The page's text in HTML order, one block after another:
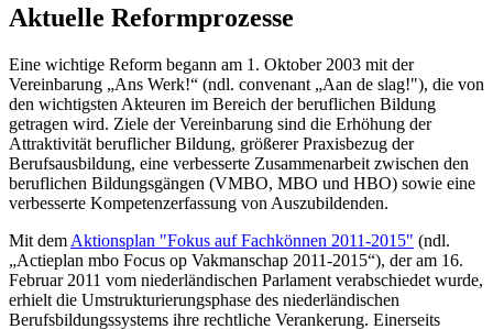
Aktuelle Reformprozesse
Eine wichtige Reform begann am 1. Oktober 2003 mit der
Vereinbarung „Ans Werk!“ (ndl. convenant „Aan de slag!"), die von
den wichtigsten Akteuren im Bereich der beruflichen Bildung
getragen wird. Ziele der Vereinbarung sind die Erhöhung der
Attraktivität beruflicher Bildung, größerer Praxisbezug der
Berufsausbildung, eine verbesserte Zusammenarbeit zwischen den
beruflichen Bildungsgängen (VMBO, MBO und HBO) sowie eine
verbesserte Kompetenzerfassung von Auszubildenden.
Mit dem Aktionsplan "Fokus auf Fachkönnen 2011-2015" (ndl.
„Actieplan mbo Focus op Vakmanschap 2011-2015“), der am 16.
Februar 2011 vom niederländischen Parlament verabschiedet wurde,
erhielt die Umstrukturierungsphase des niederländischen
Berufsbildungssystems ihre rechtliche Verankerung. Einerseits